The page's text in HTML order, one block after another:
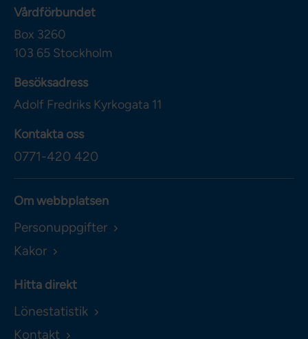
Vårdförbundet
Box 3260
103 65 Stockholm
Besöksadress
Adolf Fredriks Kyrkogata 11
Kontakta oss
0771-420 420
Om webbplatsen
Personuppgifter
Kakor
Hitta direkt
Lönestatistik
Kontakt